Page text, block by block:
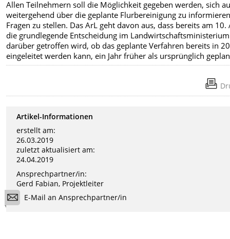
Allen Teilnehmern soll die Möglichkeit gegeben werden, sich
weitergehend über die geplante Flurbereinigung zu
Fragen zu stellen. Das ArL geht davon aus, dass bereits am 10.
die grundlegende Entscheidung im Landwirtschaftsministerium
darüber getroffen wird, ob das geplante Verfahren bereits in
eingeleitet werden kann, ein Jahr früher als ursprünglich
Artikel-Informationen
erstellt am:
26.03.2019
zuletzt aktualisiert am:
24.04.2019
Ansprechpartner/in:
Gerd Fabian, Projektleiter
E-Mail an Ansprechpartner/in